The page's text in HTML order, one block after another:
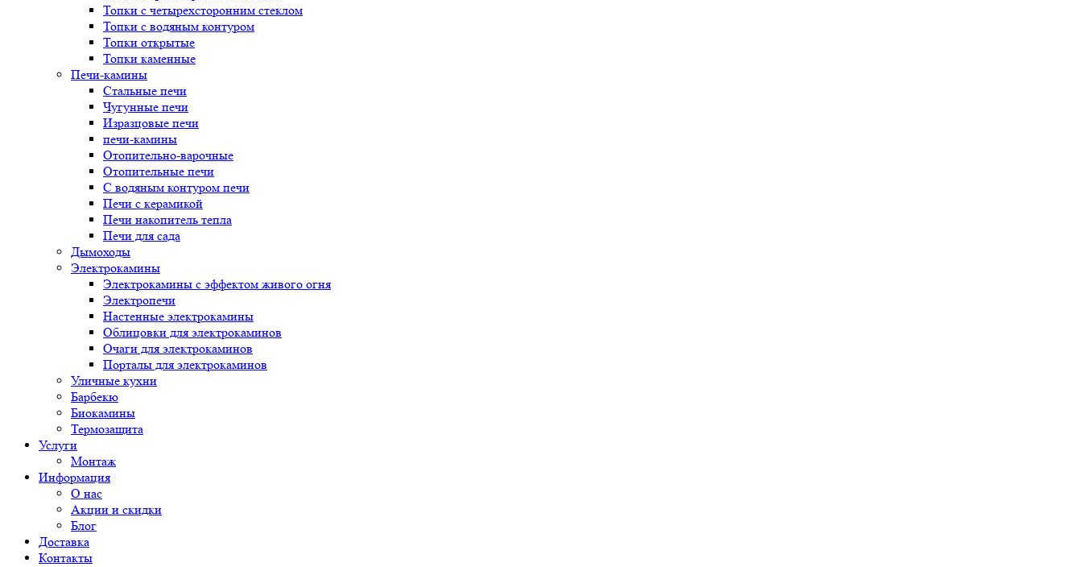
Топки с четырехсторонним стеклом
Топки с водяным контуром
Топки открытые
Топки каменные
Печи-камины
Стальные печи
Чугунные печи
Изразцовые печи
печи-камины
Отопительно-варочные
Отопительные печи
С водяным контуром печи
Печи с керамикой
Печи накопитель тепла
Печи для сада
Дымоходы
Электрокамины
Электрокамины с эффектом живого огня
Электропечи
Настенные электрокамины
Облицовки для электрокаминов
Очаги для электрокаминов
Порталы для электрокаминов
Уличные кухни
Барбекю
Биокамины
Термозащита
Услуги
Монтаж
Информация
О нас
Акции и скидки
Блог
Доставка
Контакты